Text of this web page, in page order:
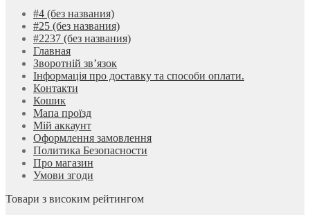
#4 (без названия)
#25 (без названия)
#2237 (без названия)
Главная
Зворотній зв’язок
Інформація про доставку та способи оплати.
Контакти
Кошик
Мапа проїзд
Мій аккаунт
Оформлення замовлення
Политика Безопасности
Про магазин
Умови згоди
Товари з високим рейтингом